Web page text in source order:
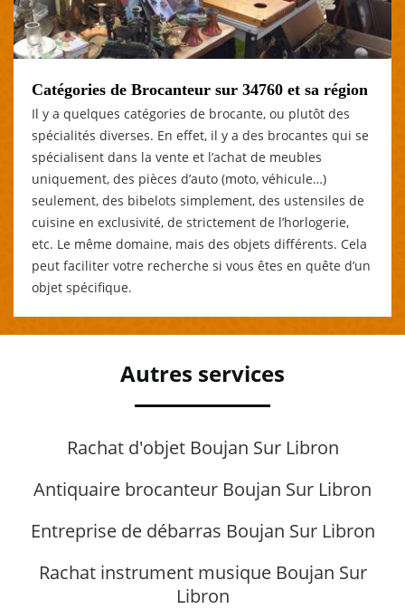
Catégories de Brocanteur sur 34760 et sa région
Il y a quelques catégories de brocante, ou plutôt des
spécialités diverses. En effet, il y a des brocantes qui se
spécialisent dans la vente et l’achat de meubles
uniquement, des pièces d’auto (moto, véhicule…)
seulement, des bibelots simplement, des ustensiles de
cuisine en exclusivité, de strictement de l’horlogerie,
etc. Le même domaine, mais des objets différents. Cela
peut faciliter votre recherche si vous êtes en quête d’un
objet spécifique.
Autres services
Rachat d'objet Boujan Sur Libron
Antiquaire brocanteur Boujan Sur Libron
Entreprise de débarras Boujan Sur Libron
Rachat instrument musique Boujan Sur
Libron